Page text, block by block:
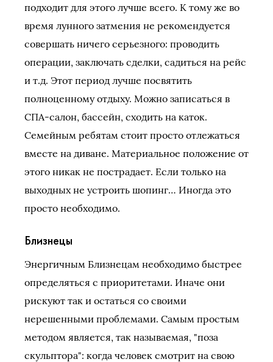
подходит для этого лучше всего. К тому же во
время лунного затмения не рекомендуется
совершать ничего серьезного: проводить
операции, заключать сделки, садиться на рейс
и т.д. Этот период лучше посвятить
полноценному отдыху. Можно записаться в
СПА-салон, бассейн, сходить на каток.
Семейным ребятам стоит просто отлежаться
вместе на диване. Материальное положение от
этого никак не пострадает. Если только на
выходных не устроить шопинг… Иногда это
просто необходимо.
Близнецы
Энергичным Близнецам необходимо быстрее
определяться с приоритетами. Иначе они
рискуют так и остаться со своими
нерешенными проблемами. Самым простым
методом является, так называемая, "поза
скульптора": когда человек смотрит на свою